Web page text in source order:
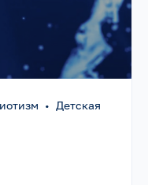
• Детская